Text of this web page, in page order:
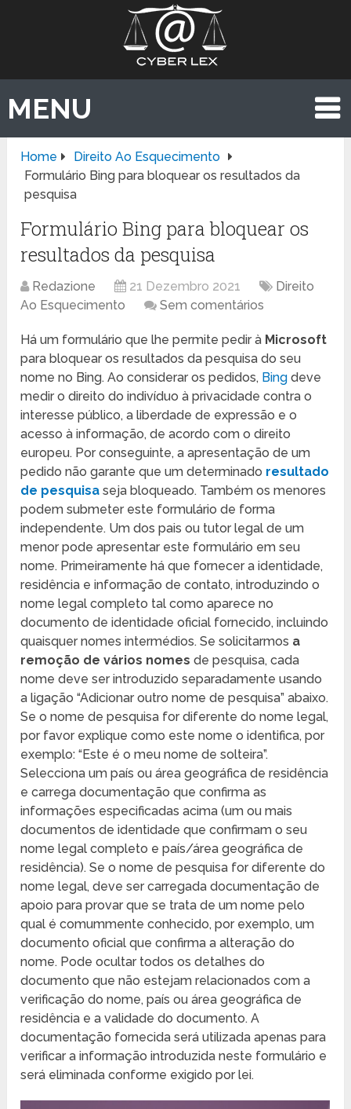
MENU
Home
Direito Ao Esquecimento
Formulário Bing para bloquear os resultados da
pesquisa
Formulário Bing para bloquear os
resultados da pesquisa
Redazione 21 Dezembro 2021
Direito
Ao Esquecimento
Sem comentários
Há um formulário que lhe permite pedir à Microsoft
para bloquear os resultados da pesquisa do seu
nome no Bing. Ao considerar os pedidos, Bingdeve
medir o direito do indivíduo à privacidade contra o
interesse público, a liberdade de expressão e o
acesso à informação, de acordo com o direito
europeu. Por conseguinte, a apresentação de um
pedido não garante que um determinado resultado
de pesquisa seja bloqueado. Também os menores
podem submeter este formulário de forma
independente. Um dos pais ou tutor legal de um
menor pode apresentar este formulário em seu
nome. Primeiramente há que fornecer a identidade,
residência e informação de contato, introduzindo o
nome legal completo tal como aparece no
documento de identidade oficial fornecido, incluindo
quaisquer nomes intermédios. Se solicitarmos a
remoção de vários nomes de pesquisa, cada
nome deve ser introduzido separadamente usando
a ligação “Adicionar outro nome de pesquisa” abaixo.
Se o nome de pesquisa for diferente do nome legal,
por favor explique como este nome o identifica, por
exemplo: “Este é o meu nome de solteira”.
Selecciona um país ou área geográfica de residência
e carrega documentação que confirma as
informações especificadas acima (um ou mais
documentos de identidade que confirmam o seu
nome legal completo e país/área geográfica de
residência). Se o nome de pesquisa for diferente do
nome legal, deve ser carregada documentação de
apoio para provar que se trata de um nome pelo
qual é comummente conhecido, por exemplo, um
documento oficial que confirma a alteração do
nome. Pode ocultar todos os detalhes do
documento que não estejam relacionados com a
verificação do nome, país ou área geográfica de
residência e a validade do documento. A
documentação fornecida será utilizada apenas para
verificar a informação introduzida neste formulário e
será eliminada conforme exigido por lei.